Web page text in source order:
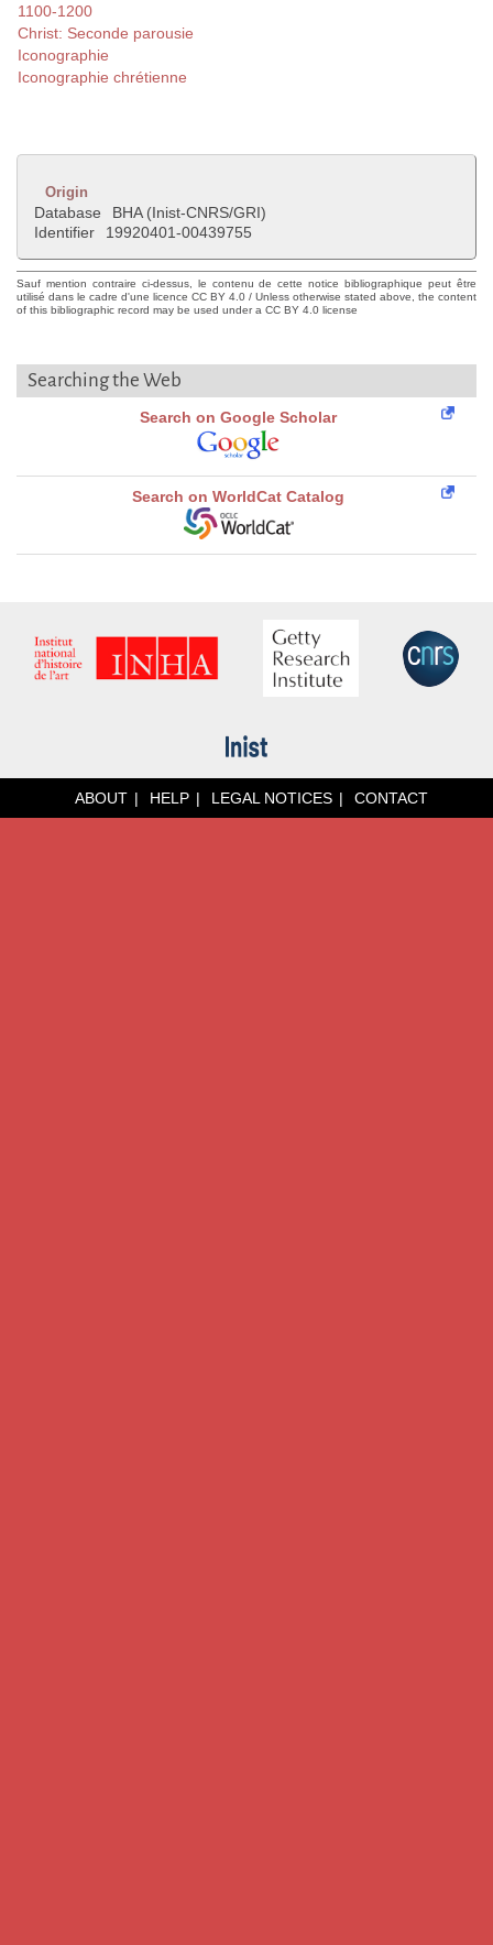
1100-1200
Christ: Seconde parousie
Iconographie
Iconographie chrétienne
Origin
Database
BHA (Inist-CNRS/GRI)
Identifier
19920401-00439755
Sauf mention contraire ci-dessus, le contenu de cette notice bibliographique peut être
utilisé dans le cadre d'une licence CC BY 4.0 / Unless otherwise stated above, the content
of this bibliographic record may be used under a CC BY 4.0 license
Searching the Web
Search on Google Scholar
Search on WorldCat Catalog
ABOUT HELP LEGAL NOTICES CONTACT